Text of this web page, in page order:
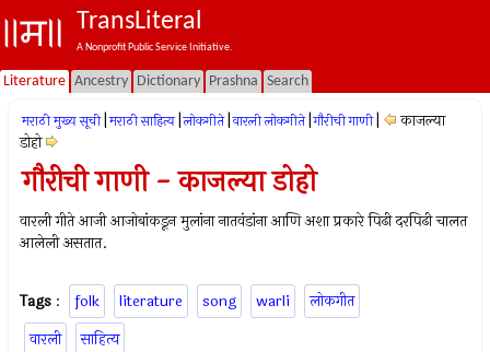
TransLiteral
A Nonprofit Public Service Initiative.
Literature Ancestry Dictionary Prashna Search
मराठी मुख्य सूची मराठी साहित्य लोकगीते वारली लोकगीते गौरीची गाणी
काजल्या
डोहो
गौरीची गाणी - काजल्या डोहो
वारली गीते आजी आजोबांकडून मुलांना नातवंडांना आणि अशा प्रकारे पिढी दरपिढी चालत
आलेली असतात.
Tags : folk literature song warli
लोकगीत
वारली
साहित्य